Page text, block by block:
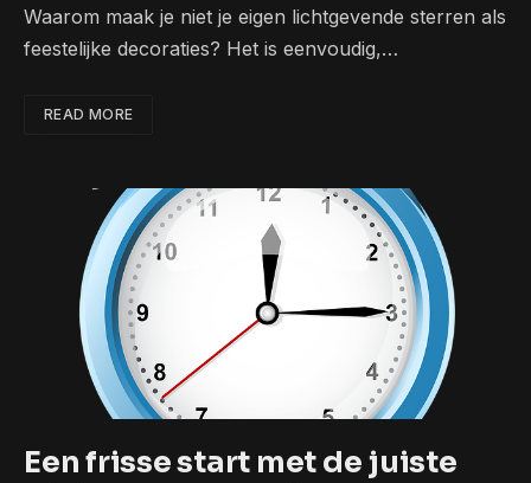
Waarom maak⁢ je⁣ niet je eigen lichtgevende sterren als
feestelijke decoraties? Het is‌ eenvoudig,…
READ MORE
Een frisse start met de juiste